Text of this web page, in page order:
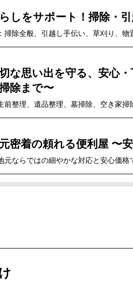
しをサポート！掃除・
掃除全般、引越し手伝い、草刈り、
な思い出を守る、安心
除まで〜
前整理、遺品整理、墓掃除、空き家
密着の頼れる便利屋 〜
元ならではの細やかな対応と安心価